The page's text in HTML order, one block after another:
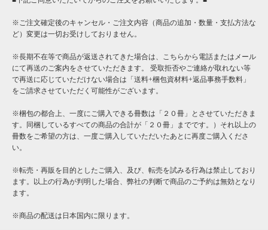
※ご注文確定後のキャンセル・ご注文内容（商品の追加・数量・支払方法な
ど）変更は一切お受けしておりません。
※長期不在等で商品が返送されてきた場合は、こちらから電話またはメール
にて再送のご案内をさせていただきます。 受取拒否やご連絡が取れない等
で再送に応じていただけない場合は「送料+梱包資材料+返品事務手数料」
をご請求させていただく可能性がございます。
※梱包の都合上、一度にご購入できる冊数は「２０冊」とさせていただきま
す。同梱しているすべての商品の合計が「２０冊」までです。）それ以上の
冊数をご希望の方は、一度ご購入していただいたあとに再度ご購入くださ
い。
※転売・再販を目的としたご購入、及び、転売を試みる行為は禁止しており
ます。以上の行為が判明した場合、弊社の判断で商品のご予約は無効となり
ます。
※商品の配送は日本国内に限ります。